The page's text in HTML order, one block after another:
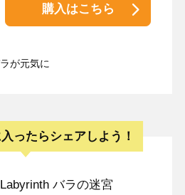
購入はこちら
が元気に
ったらシェアしよう！
Labyrinth バラの迷宮